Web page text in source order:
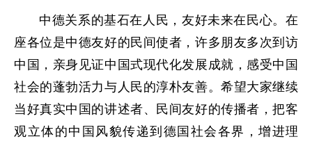
中德关系的基石在人民，友好未来在民心。在
座各位是中德友好的民间使者，许多朋友多次到访
中国，亲身见证中国式现代化发展成就，感受中国
社会的蓬勃活力与人民的淳朴友善。希望大家继续
当好真实中国的讲述者、民间友好的传播者，把客
观立体的中国风貌传递到德国社会各界，增进理